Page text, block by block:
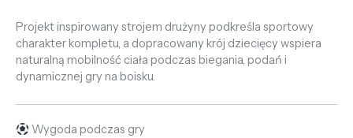
Projekt inspirowany strojem drużyny podkreśla sportowy
charakter kompletu, a dopracowany krój dziecięcy wspiera
naturalną mobilność ciała podczas biegania, podań i
dynamicznej gry na boisku.
Wygoda podczas gry